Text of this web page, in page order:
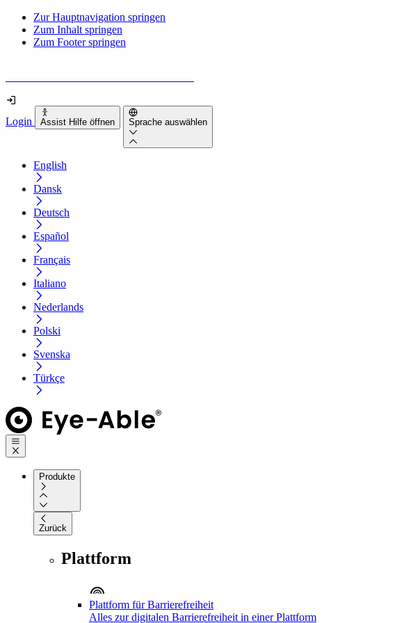
Zur Hauptnavigation springen
Zum Inhalt springen
Zum Footer springen
Login Assist Hilfe öffnen Sprache auswählen
English
Dansk
Deutsch
Español
Français
Italiano
Nederlands
Polski
Svenska
Türkçe
Produkte
Zurück
Plattform
Plattform für Barrierefreiheit
Alles zur digitalen Barrierefreiheit in einer Plattform